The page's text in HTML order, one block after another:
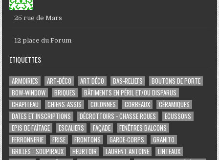
25 rue de Mars
12 place du Forum
ÉTIQUETTES
ARMOIRIES ART-DÉCO ART DÉCO BAS-RELIEFS
BOUTONS DE PORTE
BOW-WINDOW
BRIQUES
BÂTIMENTS EN PÉRIL ET/OU DISPARUS
CHAPITEAU
CHIENS-ASSIS COLONNES CORBEAUX
CÉRAMIQUES
DATES ET INSCRIPTIONS
DÉCROTTOIRS - CHASSE ROUES
ECUSSONS
EPIS DE FAÎTAGE
ESCALIERS FAÇADE
FENÊTRES BALCONS
FERRONNERIE
FRISE FRONTONS GARDE-CORPS
GRANITO
GRILLES - SOUPIRAUX
HEURTOIR LAURENT ANTOINE
LINTEAUX